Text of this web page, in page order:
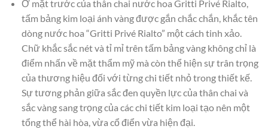
Ở mặt trước của thân chai nước hoa Gritti Privé Rialto,
tấm bảng kim loại ánh vàng được gắn chắc chắn, khắc tên
dòng nước hoa “Gritti Privé Rialto” một cách tinh xảo.
Chữ khắc sắc nét và tỉ mỉ trên tấm bảng vàng không chỉ là
điểm nhấn về mặt thẩm mỹ mà còn thể hiện sự trân trọng
của thương hiệu đối với từng chi tiết nhỏ trong thiết kế.
Sự tương phản giữa sắc đen quyền lực của thân chai và
sắc vàng sang trọng của các chi tiết kim loại tạo nên một
tổng thể hài hòa, vừa cổ điển vừa hiện đại.